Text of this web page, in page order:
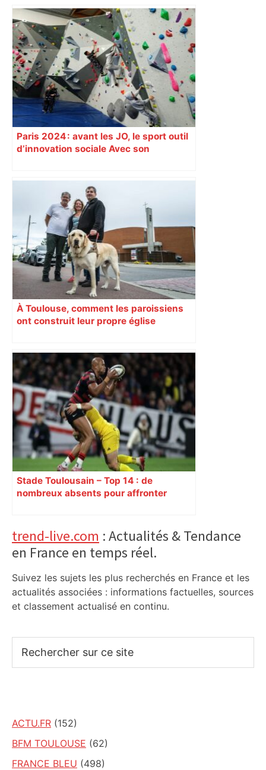
Paris 2024 : avant les JO, le sport outil
d’innovation sociale Avec son
soutient depuis deux ans des
centaines de projets à vocation sociale.
Exemple à Toulouse et à Tarbes, avec
l’escalade qui espère dépasser le mur
d’indifférence des quartiers populaires.
Reportage
À Toulouse, comment les paroissiens
ont construit leur propre église
Stade Toulousain – Top 14 : de
nombreux absents pour affronter
Primary
Sidebar
trend-live.com : Actualités & Tendance
en France en temps réel.
Suivez les sujets les plus recherchés en France et les
actualités associées : informations factuelles, sources
et classement actualisé en continu.
sur
ce
ACTU.FR (152)
BFM TOULOUSE (62)
FRANCE BLEU (498)